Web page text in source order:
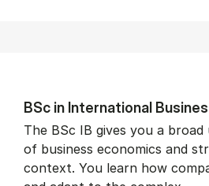
BSc in In­ter­na­tion­al
The BSc IB gives you a broad
of business economics and
context. You learn how